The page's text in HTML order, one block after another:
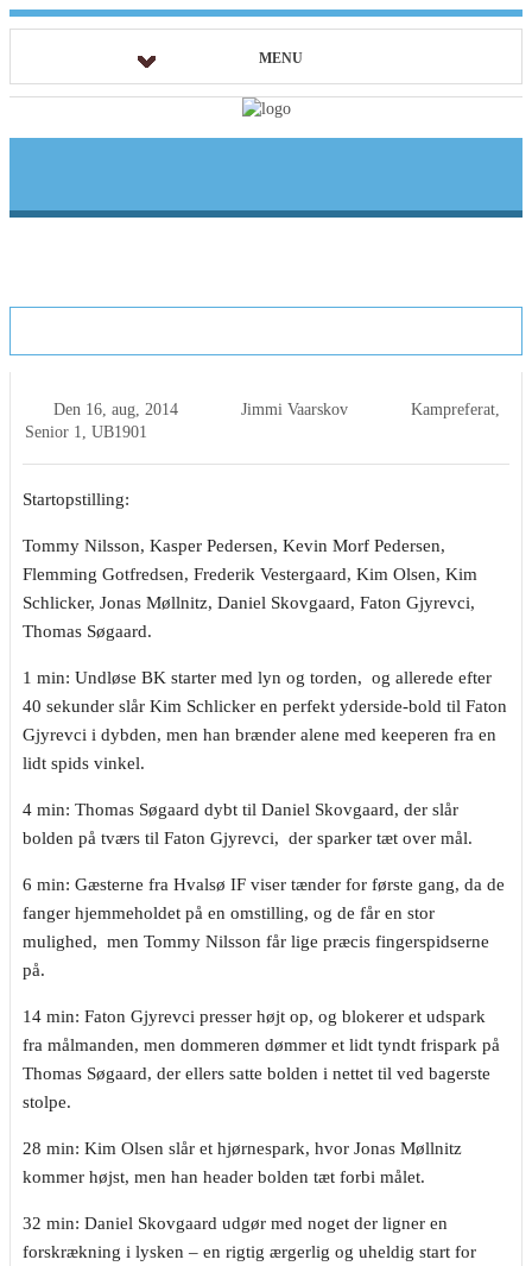
MENU
Den 16, aug, 2014 Jimmi Vaarskov Kampreferat,
Senior 1, UB1901
Startopstilling:
Tommy Nilsson, Kasper Pedersen, Kevin Morf Pedersen,
Flemming Gotfredsen, Frederik Vestergaard, Kim Olsen, Kim
Schlicker, Jonas Møllnitz, Daniel Skovgaard, Faton Gjyrevci,
Thomas Søgaard.
1 min: Undløse BK starter med lyn og torden, og allerede efter
40 sekunder slår Kim Schlicker en perfekt yderside-bold til Faton
Gjyrevci i dybden, men han brænder alene med keeperen fra en
lidt spids vinkel.
4 min: Thomas Søgaard dybt til Daniel Skovgaard, der slår
bolden på tværs til Faton Gjyrevci, der sparker tæt over mål.
6 min: Gæsterne fra Hvalsø IF viser tænder for første gang, da de
fanger hjemmeholdet på en omstilling, og de får en stor
mulighed, men Tommy Nilsson får lige præcis fingerspidserne
på.
14 min: Faton Gjyrevci presser højt op, og blokerer et udspark
fra målmanden, men dommeren dømmer et lidt tyndt frispark på
Thomas Søgaard, der ellers satte bolden i nettet til ved bagerste
stolpe.
28 min: Kim Olsen slår et hjørnespark, hvor Jonas Møllnitz
kommer højst, men han header bolden tæt forbi målet.
32 min: Daniel Skovgaard udgør med noget der ligner en
forskrækning i lysken – en rigtig ærgerlig og uheldig start for